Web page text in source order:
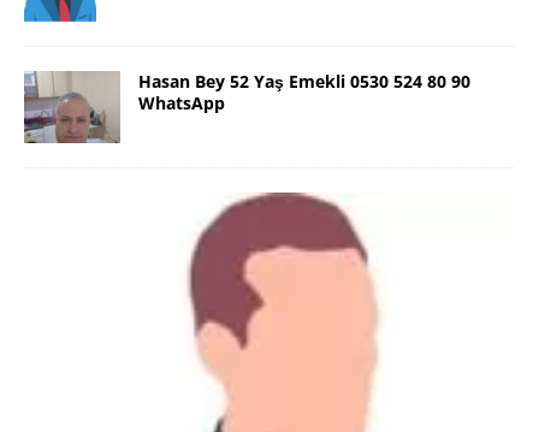
Hasan Bey 52 Yaş Emekli 0530 524 80 90
WhatsApp
Danimarka Mustafa Bey 45 Yaş +45
42 48 17 28 WhatsApp
Lütfen Danimarka dışı aramasın. Selam ben
Danimarka’dan Mustafa 45 yaşında, 1.88 boyunda,
98 kiloda, Kumral, ayrılmış bir beyim. Alkol yok.
Sigara var. Maddi sıkıntım yok.